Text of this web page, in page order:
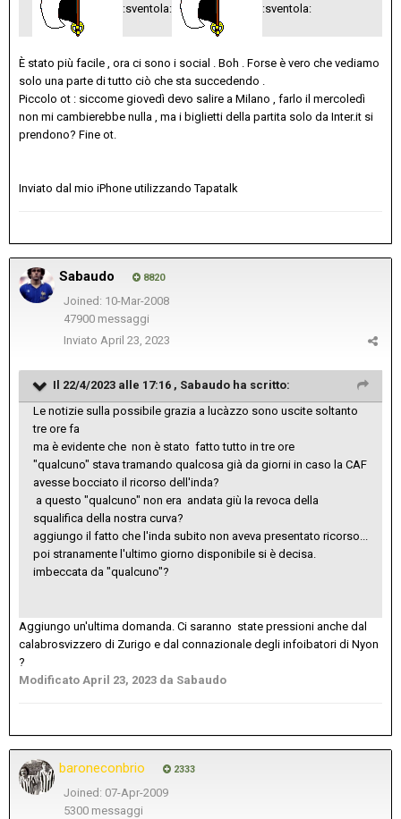
:sventola: :sventola:
È stato più facile , ora ci sono i social . Boh . Forse è vero che vediamo
solo una parte di tutto ciò che sta succedendo .
Piccolo ot : siccome giovedì devo salire a Milano , farlo il mercoledì
non mi cambierebbe nulla , ma i biglietti della partita solo da Inter.it si
prendono? Fine ot.
Inviato dal mio iPhone utilizzando Tapatalk
Sabaudo 8820
Joined: 10-Mar-2008
47900 messaggi
Inviato April 23, 2023
Il 22/4/2023 alle 17:16 , Sabaudo ha scritto:
Le notizie sulla possibile grazia a lucàzzo sono uscite soltanto
tre ore fa
ma è evidente che non è stato fatto tutto in tre ore
"qualcuno" stava tramando qualcosa già da giorni in caso la CAF
avesse bocciato il ricorso dell'inda?
a questo "qualcuno" non era andata giù la revoca della
squalifica della nostra curva?
aggiungo il fatto che l'inda subito non aveva presentato ricorso...
poi stranamente l'ultimo giorno disponibile si è decisa.
imbeccata da "qualcuno"?
Aggiungo un'ultima domanda. Ci saranno state pressioni anche dal
calabrosvizzero di Zurigo e dal connazionale degli infoibatori di Nyon
?
Modificato April 23, 2023 da Sabaudo
baroneconbrio 2333
Joined: 07-Apr-2009
5300 messaggi